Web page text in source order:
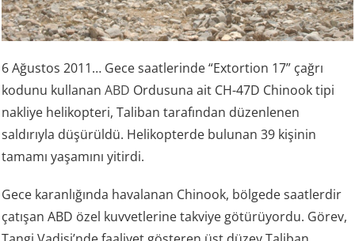
6 Ağustos 2011… Gece saatlerinde “Extortion 17” çağrı
kodunu kullananABD Ordusuna ait CH-47D Chinook tipi
nakliye helikopteri, Taliban tarafından düzenlenen
saldırıyla düşürüldü. Helikopterde bulunan 39 kişinin
tamamı yaşamını yitirdi.
Gece karanlığında havalanan Chinook, bölgede saatlerdir
çatışan ABD özel kuvvetlerine takviye götürüyordu. Görev,